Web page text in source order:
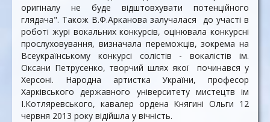
оригіналу не буде відштовхувати потенційного
глядача". Також В.Ф.Арканова залучалася до участі в
роботі журі вокальних конкурсів, оцінювала конкурсні
прослуховування, визначала переможців, зокрема на
Всеукраїнському конкурсі солістів - вокалістів ім.
Оксани Петрусенко, творчий шлях якої починався у
Херсоні. Народна артистка України, професор
Харківського державного університету мистецтв ім
І.Котляревського, кавалер ордена Княгині Ольги 12
червня 2013 року відійшла у вічність.